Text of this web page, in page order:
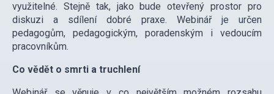
využitelné. Stejně tak, jako bude otevřený prostor pro
diskuzi a sdílení dobré praxe. Webinář je určen
pedagogům, pedagogickým, poradenským i vedoucím
pracovníkům.
Co vědět o smrti a truchlení